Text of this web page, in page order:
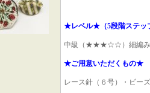
★レベル★（5段階ステッ
中級（★★★☆☆）細編みが
★ご用意いただくもの★
レース針（６号）・ビー